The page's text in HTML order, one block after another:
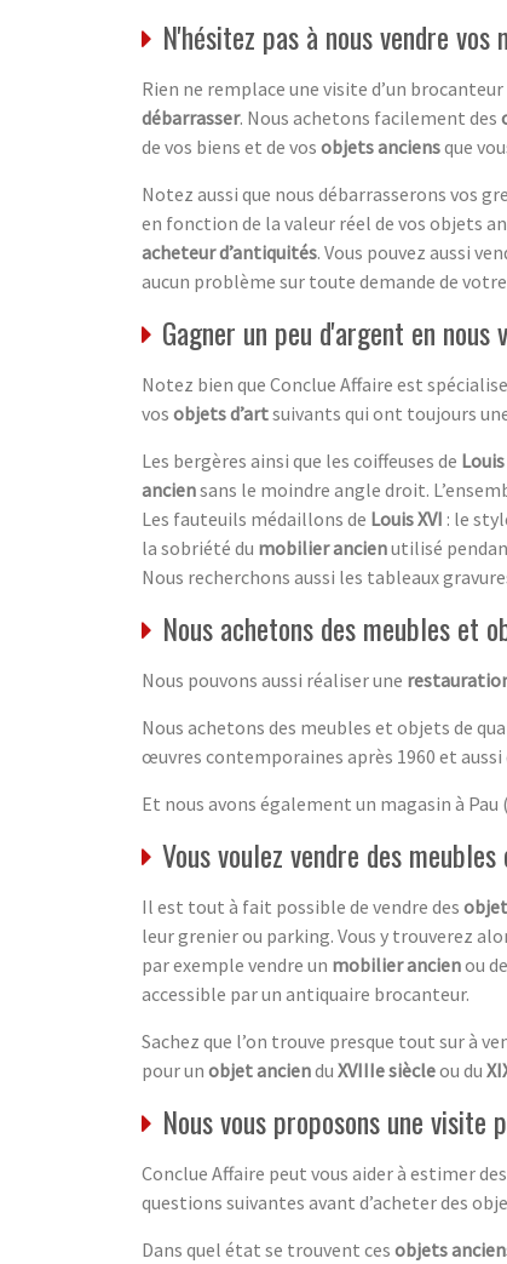
N'hésitez pas à nous vendre
Rien ne remplace une visite d’un
débarrasser. Nous achetons facilement des
de vos biens et de vos objets anciensque
Notez aussi que nous débarrasserons vos
en fonction de la valeur réel de vos objets
acheteur d’antiquités. Vous pouvez aussi
aucun problème sur toute demande de
Gagner un peu d'argent en
Notez bien que Conclue Affaire est
vos objets d’artsuivants qui ont toujours
Les bergères ainsi que les coiffeuses de Louis
anciensans le moindre angle droit.
Les fauteuils médaillons de Louis XVI : le
la sobriété du mobilier ancienutilisé
Nous recherchons aussi les tableaux
Nous achetons des meubles et
Nous pouvons aussi réaliser une
Nous achetons des meubles et objets de
œuvres contemporaines après 1960 et
Et nous avons également un magasin à Pau
Vous voulez vendre des
Il est tout à fait possible de vendre des
leur grenier ou parking. Vous y trouverez
par exemple vendre un mobilier ancienou
accessible par un antiquaire brocanteur.
Sachez que l’on trouve presque tout sur à
pour un objet anciendu XVIIIe siècleou du
Nous vous proposons une visite
Conclue Affaire peut vous aider à estimer des
questions suivantes avant d’acheter des
Dans quel état se trouvent ces objets